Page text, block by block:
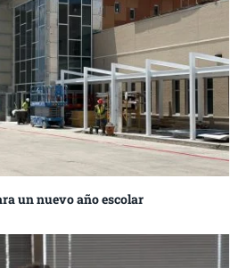
un nuevo año escolar